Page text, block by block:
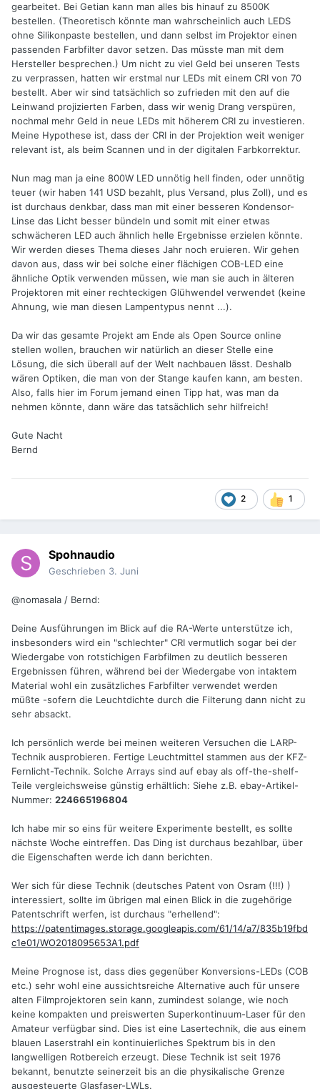
gearbeitet. Bei Getian kann man alles bis hinauf zu 8500K
bestellen. (Theoretisch könnte man wahrscheinlich auch LEDS
ohne Silikonpaste bestellen, und dann selbst im Projektor einen
passenden Farbfilter davor setzen. Das müsste man mit dem
Hersteller besprechen.) Um nicht zu viel Geld bei unseren Tests
zu verprassen, hatten wir erstmal nur LEDs mit einem CRI von 70
bestellt. Aber wir sind tatsächlich so zufrieden mit den auf die
Leinwand projizierten Farben, dass wir wenig Drang verspüren,
nochmal mehr Geld in neue LEDs mit höherem CRI zu investieren.
Meine Hypothese ist, dass der CRI in der Projektion weit weniger
relevant ist, als beim Scannen und in der digitalen Farbkorrektur.
Nun mag man ja eine 800W LED unnötig hell finden, oder unnötig
teuer (wir haben 141 USD bezahlt, plus Versand, plus Zoll), und es
ist durchaus denkbar, dass man mit einer besseren Kondensor-
Linse das Licht besser bündeln und somit mit einer etwas
schwächeren LED auch ähnlich helle Ergebnisse erzielen könnte.
Wir werden dieses Thema dieses Jahr noch eruieren. Wir gehen
davon aus, dass wir bei solche einer flächigen COB-LED eine
ähnliche Optik verwenden müssen, wie man sie auch in älteren
Projektoren mit einer rechteckigen Glühwendel verwendet (keine
Ahnung, wie man diesen Lampentypus nennt ...).
Da wir das gesamte Projekt am Ende als Open Source online
stellen wollen, brauchen wir natürlich an dieser Stelle eine
Lösung, die sich überall auf der Welt nachbauen lässt. Deshalb
wären Optiken, die man von der Stange kaufen kann, am besten.
Also, falls hier im Forum jemand einen Tipp hat, was man da
nehmen könnte, dann wäre das tatsächlich sehr hilfreich!
Gute Nacht
Bernd
2 1
Spohnaudio
Geschrieben 3. Juni
@nomasala / Bernd:
Deine Ausführungen im Blick auf die RA-Werte unterstütze ich,
insbesonders wird ein "schlechter" CRI vermutlich sogar bei der
Wiedergabe von rotstichigen Farbfilmen zu deutlich besseren
Ergebnissen führen, während bei der Wiedergabe von intaktem
Material wohl ein zusätzliches Farbfilter verwendet werden
müßte -sofern die Leuchtdichte durch die Filterung dann nicht zu
sehr absackt.
Ich persönlich werde bei meinen weiteren Versuchen die LARP-
Technik ausprobieren. Fertige Leuchtmittel stammen aus der KFZ-
Fernlicht-Technik. Solche Arrays sind auf ebay als off-the-shelf-
Teile vergleichsweise günstig erhältlich: Siehe z.B. ebay-Artikel-
Nummer: 224665196804
Ich habe mir so eins für weitere Experimente bestellt, es sollte
nächste Woche eintreffen. Das Ding ist durchaus bezahlbar, über
die Eigenschaften werde ich dann berichten.
Wer sich für diese Technik (deutsches Patent von Osram (!!!) )
interessiert, sollte im übrigen mal einen Blick in die zugehörige
Patentschrift werfen, ist durchaus "erhellend":
https://patentimages.storage.googleapis.com/61/14/a7/835b19fbd
c1e01/WO2018095653A1.pdf
Meine Prognose ist, dass dies gegenüber Konversions-LEDs (COB
etc.) sehr wohl eine aussichtsreiche Alternative auch für unsere
alten Filmprojektoren sein kann, zumindest solange, wie noch
keine kompakten und preiswerten Superkontinuum-Laser für den
Amateur verfügbar sind. Dies ist eine Lasertechnik, die aus einem
blauen Laserstrahl ein kontinuierliches Spektrum bis in den
langwelligen Rotbereich erzeugt. Diese Technik ist seit 1976
bekannt, benutzte seinerzeit bis an die physikalische Grenze
ausgesteuerte Glasfaser-LWLs.